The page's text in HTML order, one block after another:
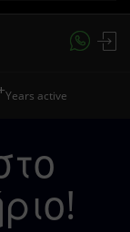
Years active